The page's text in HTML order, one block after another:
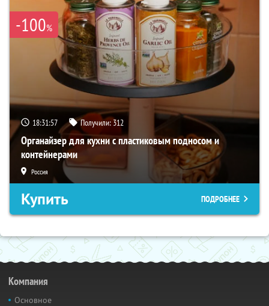
-100%
18:31:56 Получили: 312
Органайзер для кухни с пластиковым подносом и
контейнерами
Россия
Купить ПОДРОБНЕЕ
Компания
Основное